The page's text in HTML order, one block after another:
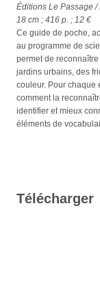
Éditions Le Passage /
18 cm ; 416 p. ; 12 €
Ce guide de poche,
au programme de
permet de
jardins urbains, des
couleur. Pour chaque
comment la
identifier et mieux
éléments de
Télécharger